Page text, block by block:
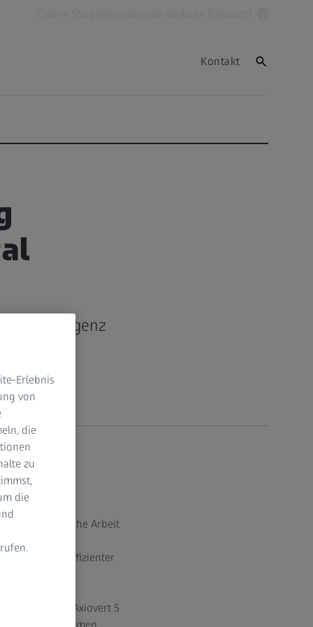
Kontakt
Intelligenz
die tägliche Arbeit
bis zur
Prozesse effizienter
mit ZEISS Axiovert 5
Erlebnis
von
die
zu
die